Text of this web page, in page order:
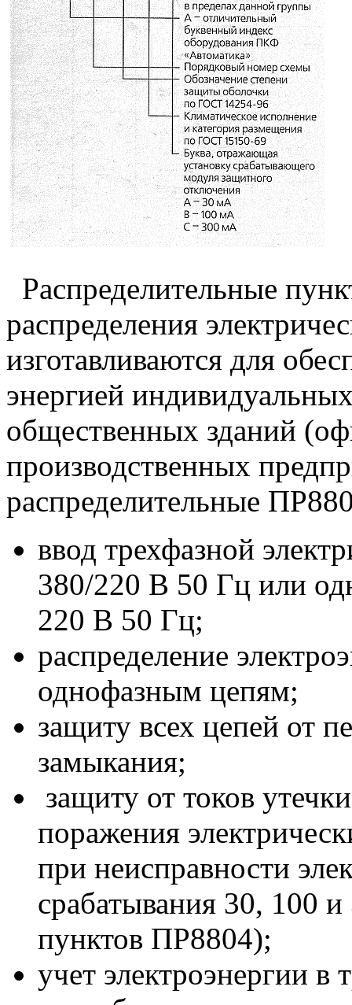
Распределительные
распределения
изготавливаются для
энергией
общественных зданий
производственных
распределительные
ввод трехфазной
380/220 В 50 Гц или
220 В 50 Гц;
распределение
однофазным цепям;
защиту всех цепей от
замыкания;
защиту от токов
поражения
при неисправности
срабатывания 30, 100
пунктов ПР8804);
учет электроэнергии